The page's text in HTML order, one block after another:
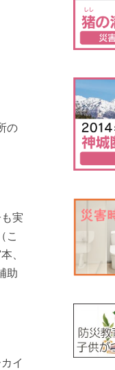
の
実
こ
、
助
イ